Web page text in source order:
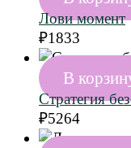
Лови момент
₽1833
В
Стратегия
₽5264